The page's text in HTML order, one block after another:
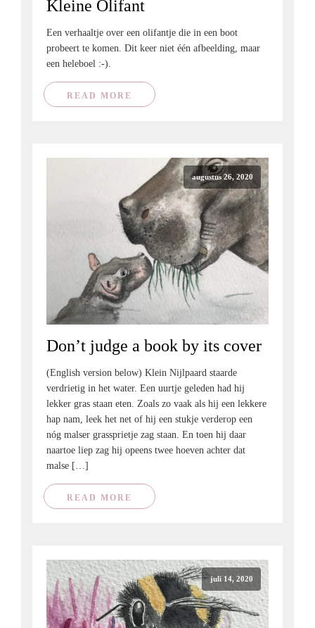
Kleine Olifant
Een verhaaltje over een olifantje die in een boot
probeert te komen. Dit keer niet één afbeelding, maar
een heleboel :-).
READ MORE
augustus 26, 2020
Don’t judge a book by its cover
(English version below) Klein Nijlpaard staarde
verdrietig in het water. Een uurtje geleden had hij
lekker gras staan eten. Zoals zo vaak als hij een lekkere
hap nam, leek het net of hij een stukje verderop een
nóg malser grassprietje zag staan. En toen hij daar
naartoe liep zag hij opeens twee hoeven achter dat
malse […]
READ MORE
juli 14, 2020